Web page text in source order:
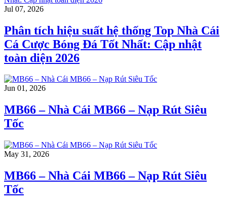
Jul 07, 2026
Phân tích hiệu suất hệ thống Top Nhà Cái
Cá Cược Bóng Đá Tốt Nhất: Cập nhật
toàn diện 2026
Jun 01, 2026
MB66 – Nhà Cái MB66 – Nạp Rút Siêu
Tốc
May 31, 2026
MB66 – Nhà Cái MB66 – Nạp Rút Siêu
Tốc